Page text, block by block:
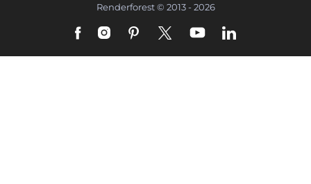
Renderforest © 2013 - 2026